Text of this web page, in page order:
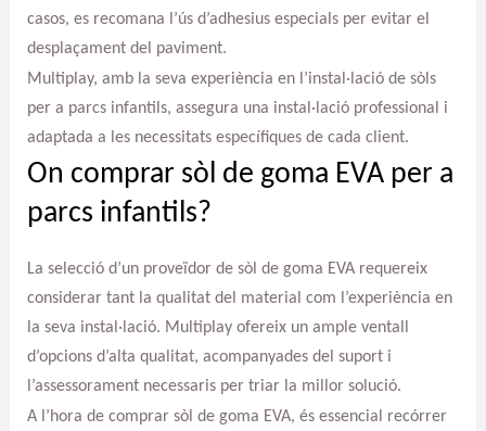
casos, es recomana l’ús d’adhesius especials per evitar el
desplaçament del paviment.
Multiplay, amb la seva experiència en l’instal·lació de sòls
per a parcs infantils, assegura una instal·lació professional i
adaptada a les necessitats específiques de cada client.
On comprar sòl de goma EVA per a
parcs infantils?
La selecció d’un proveïdor de sòl de goma EVA requereix
considerar tant la qualitat del material com l’experiència en
la seva instal·lació. Multiplay ofereix un ample ventall
d’opcions d’alta qualitat, acompanyades del suport i
l’assessorament necessaris per triar la millor solució.
A l’hora de comprar sòl de goma EVA, és essencial recórrer